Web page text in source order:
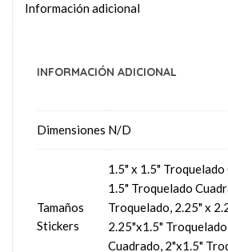
Información adicional
INFORMACIÓN ADICIONAL
Dimensiones N/D
Tamaños
Stickers
1.5" x 1.5" Troquelado
1.5" Troquelado
Troquelado, 2.25" x
2.25"x1.5"
Cuadrado, 2"x1.5"